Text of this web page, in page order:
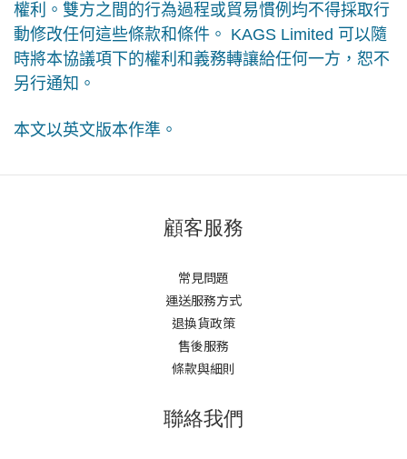
權利。雙方之間的行為過程或貿易慣例均不得採取行
動修改任何這些條款和條件。 KAGS Limited 可以隨
時將本協議項下的權利和義務轉讓給任何一方，恕不
另行通知。
本文以英文版本作準。
顧客服務
常見問題
運送服務方式
退換貨政策
售後服務
條款與細則
聯絡我們